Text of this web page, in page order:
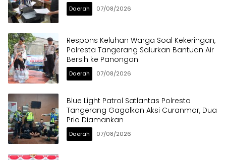
Daerah 07/08/2026
Respons Keluhan Warga Soal Kekeringan,
Polresta Tangerang Salurkan Bantuan Air
Bersih ke Panongan
Daerah 07/08/2026
Blue Light Patrol Satlantas Polresta
Tangerang Gagalkan Aksi Curanmor, Dua
Pria Diamankan
Daerah 07/08/2026